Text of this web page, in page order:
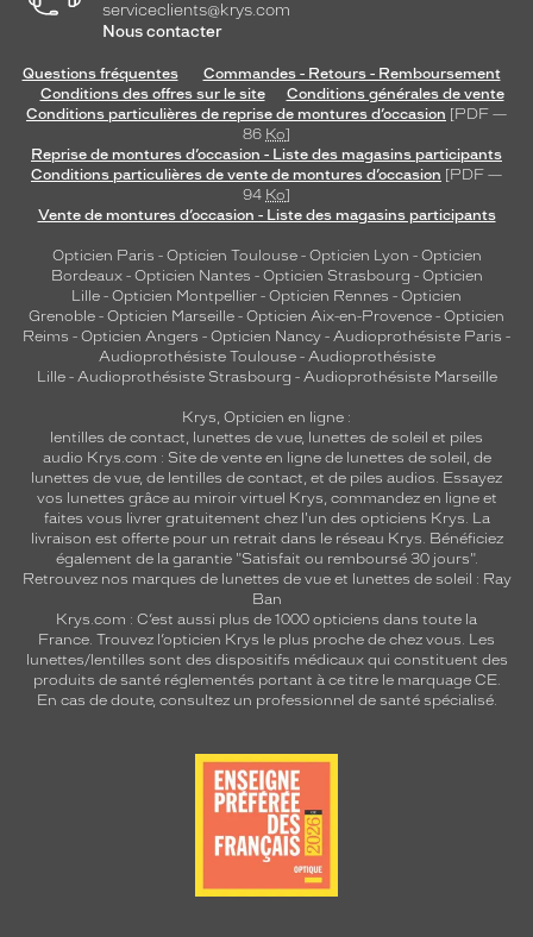
serviceclients@krys.com
Nous contacter
Questions fréquentes
Commandes - Retours - Remboursement
Conditions des offres sur le site
Conditions générales de vente
Conditions particulières de reprise de montures d’occasion [PDF —
86 Ko]
Reprise de montures d’occasion - Liste des magasins participants
Conditions particulières de vente de montures d’occasion [PDF —
94 Ko]
Vente de montures d’occasion - Liste des magasins participants
Opticien Paris - Opticien Toulouse- Opticien Lyon - Opticien
Bordeaux- Opticien Nantes - Opticien Strasbourg - Opticien
Lille - Opticien Montpellier - Opticien Rennes - Opticien
Grenoble - Opticien Marseille - Opticien Aix-en-Provence - Opticien
Reims - Opticien Angers - Opticien Nancy - Audioprothésiste Paris -
Audioprothésiste Toulouse- Audioprothésiste
Lille- Audioprothésiste Strasbourg - Audioprothésiste Marseille
Krys, Opticien en ligne :
lentilles de contact, lunettes de vue, lunettes de soleil et piles
audio Krys.com : Site de vente en ligne de lunettes de soleil, de
lunettes de vue, de lentilles de contact, et de piles audios. Essayez
vos lunettes grâce au miroir virtuel Krys, commandez en ligne et
faites vous livrer gratuitement chez l'un des opticiens Krys. La
livraison est offerte pour un retrait dans le réseau Krys. Bénéficiez
également de la garantie "Satisfait ou remboursé 30 jours".
Retrouvez nos marques de lunettes de vue et lunettes de soleil : Ray
Ban
Krys.com : C’est aussi plus de 1000 opticiens dans toute la
France. Trouvez l’opticien Krys le plus proche de chez vous. Les
lunettes/lentilles sont des dispositifs médicaux qui constituent des
produits de santé réglementés portant à ce titre le marquage CE.
En cas de doute, consultez un professionnel de santé spécialisé.